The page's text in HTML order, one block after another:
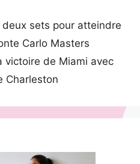
sets pour atteindre
Carlo Masters
victoire de Miami avec
Charleston